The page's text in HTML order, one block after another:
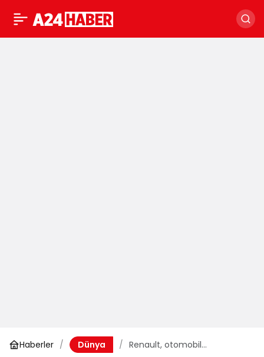
Haberler Dünya
Renault, otomobil